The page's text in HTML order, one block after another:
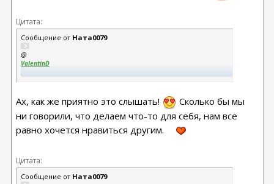
Цитата:
Сообщение от Ната0079
@
ValentinD
,
забурлило, как в лихорадке!
Ах, как же приятно это слышать!
Сколько бы мы
ни говорили, что делаем что-то для себя, нам все
равно хочется нравиться другим.
Цитата:
Сообщение от Ната0079